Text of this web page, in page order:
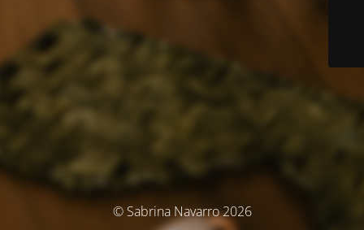
© Sabrina Navarro 2026